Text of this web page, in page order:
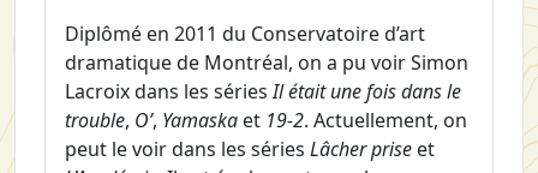
Diplômé en 2011 du Conservatoire d’art
dramatique de Montréal, on a pu voir Simon
Lacroix dans les sériesIl était une fois dans le
trouble, O’, Yamaska et 19-2. Actuellement, on
peut le voir dans les séries Lâcher prise et